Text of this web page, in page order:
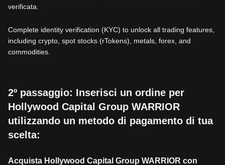
verificata.
Complete identity verification (KYC) to unlock all trading features,
including crypto, spot stocks (rTokens), metals, forex, and
commodities.
2º passaggio: Inserisci un ordine per
Hollywood Capital Group WARRIOR
utilizzando un metodo di pagamento di tua
scelta:
Acquista Hollywood Capital Group WARRIOR con